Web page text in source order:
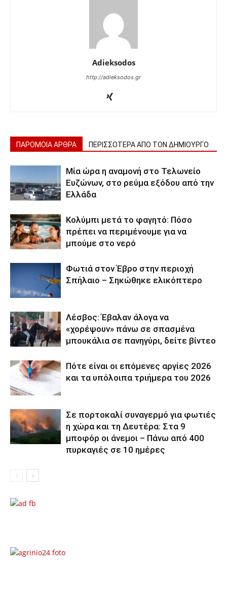
Adieksodos
http://adieksodos.gr
ΠΑΡΟΜΟΙΑ ΑΡΘΡΑ ΠΕΡΙΣΣΟΤΕΡΑ ΑΠΟ ΤΟΝ ΔΗΜΙΟΥΡΓΟ
Μία ώρα η αναμονή στο Τελωνείο
Ευζώνων, στο ρεύμα εξόδου από την
Ελλάδα
Κολύμπι μετά το φαγητό: Πόσο
πρέπει να περιμένουμε για να
μπούμε στο νερό
Φωτιά στον Έβρο στην περιοχή
Σπήλαιο – Σηκώθηκε ελικόπτερο
Λέσβος: Έβαλαν άλογα να
«χορέψουν» πάνω σε σπασμένα
μπουκάλια σε πανηγύρι, δείτε βίντεο
Πότε είναι οι επόμενες αργίες 2026
και τα υπόλοιπα τριήμερα του 2026
Σε πορτοκαλί συναγερμό για φωτιές
η χώρα και τη Δευτέρα: Στα 9
μποφόρ οι άνεμοι – Πάνω από 400
πυρκαγιές σε 10 ημέρες